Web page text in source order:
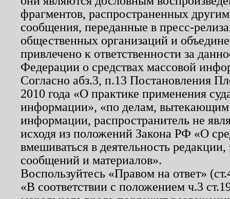
фрагментов, распространенных
сообщения, переданные в пресс-
общественных организаций и
привлечено к ответственности за
Федерации о средствах массовой
Согласно абз.3, п.13 Постановления
2010 года «О практике применения
информации», «по делам, вытекающим
информации, распространитель не
исходя из положений Закона РФ «О
вмешиваться в деятельность
сообщений и материалов».
Воспользуйтесь «Правом на ответ»
«В соответствии с положением ч.3